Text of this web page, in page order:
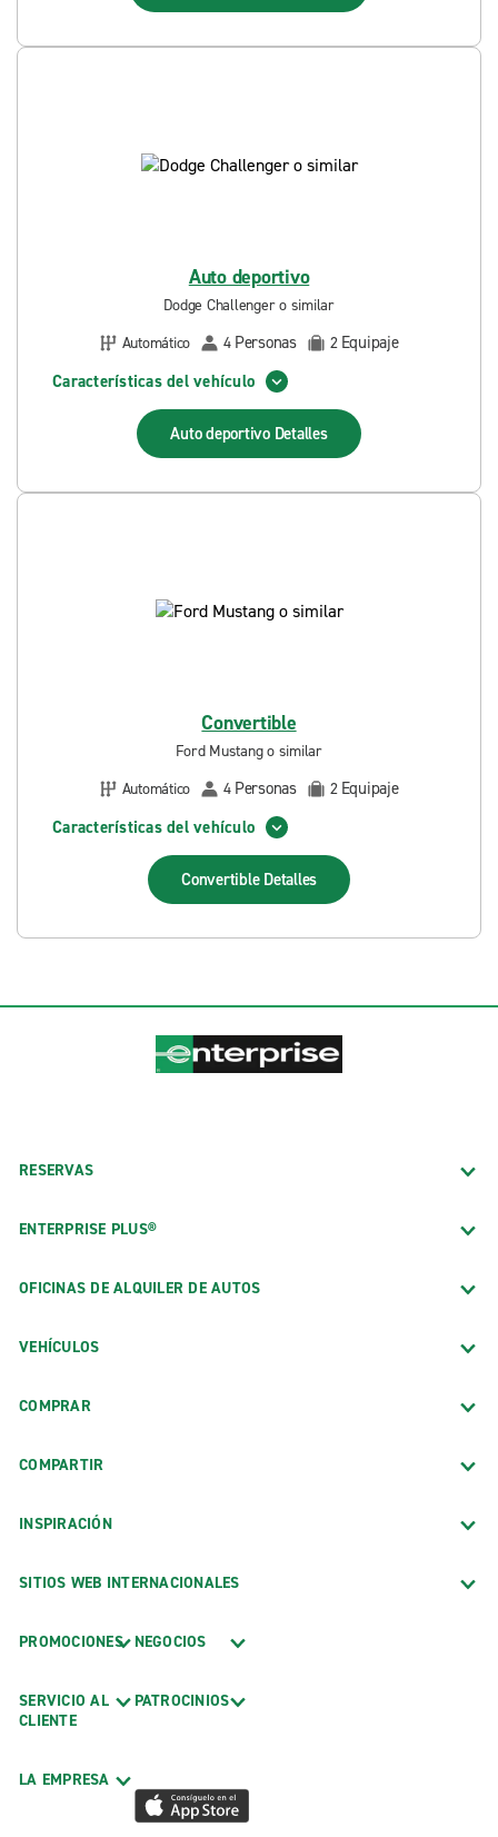
Auto deportivo
Dodge Challenger o similar
Automático
4 Personas 2 Equipaje
Características del vehículo
Auto deportivo Detalles
Convertible
Ford Mustang o similar
Automático
4 Personas 2 Equipaje
Características del vehículo
Convertible Detalles
RESERVAS
ENTERPRISE PLUS®
OFICINAS DE ALQUILER DE AUTOS
VEHÍCULOS
COMPRAR
COMPARTIR
INSPIRACIÓN
SITIOS WEB INTERNACIONALES
PROMOCIONES
SERVICIO AL
CLIENTE
LA EMPRESA
NEGOCIOS
PATROCINIOS